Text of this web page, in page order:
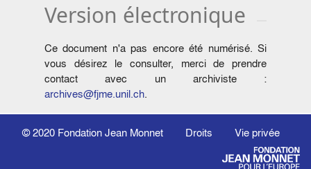
Version électronique
Ce document n'a pas encore été numérisé. Si
vous désirez le consulter, merci de prendre
contact avec un archiviste :
archives@fjme.unil.ch.
© 2020 Fondation Jean Monnet Droits Vie privée